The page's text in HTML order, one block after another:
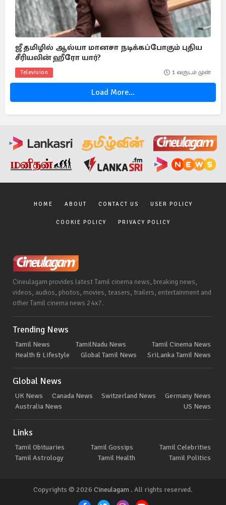
ஜீ தமிழில் ஆல்யா மானசா நடிக்கப்போகும் புதிய
சீரியலின் ஹீரோ யார்?
Television 1 வருடம் முன்
Load More...
HOME ABOUT CONTACT US USER POLICY
COOKIE POLICY PRIVACY POLICY
Cineulagam provides latest Tamil cinema news, breaking news,
videos, audios, photos, movies, teasers, trailers, entertainment and
other Tamil cinema news 24x7.
Trending News
Tamil News TamilNadu News
Tamil Cinema News
Health & Lifestyle
Global Tamil News SriLanka Tamil News
Global News
UK News Canada News Switzerland News
Germany News
Australia News
US News
Links
Tamil Obituaries Tamil Gossips
Tamil Celebrities
Tamil Astrology
Tamil Health Tamil Politics
Copyrights © 2026 Cineulagam . All rights reserved.